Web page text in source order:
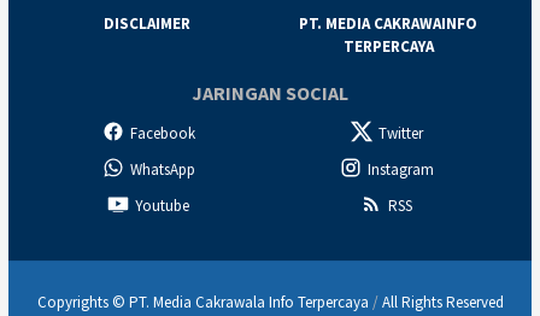
DISCLAIMER
PT. MEDIA CAKRAWAINFO
TERPERCAYA
JARINGAN SOCIAL
Facebook
Twitter
WhatsApp
Instagram
Youtube
RSS
Copyrights © PT. Media Cakrawala Info Terpercaya /All Rights Reserved